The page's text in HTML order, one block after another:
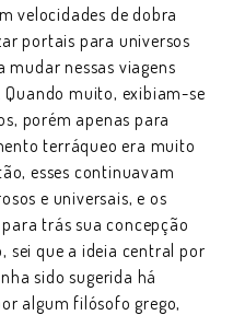
velocidades de dobra
portais para universos
mudar nessas viagens
muito, exibiam-se
porém apenas para
terráqueo era muito
esses continuavam
e universais, e os
trás sua concepção
sei que a ideia central por
sido sugerida há
algum filósofo grego,